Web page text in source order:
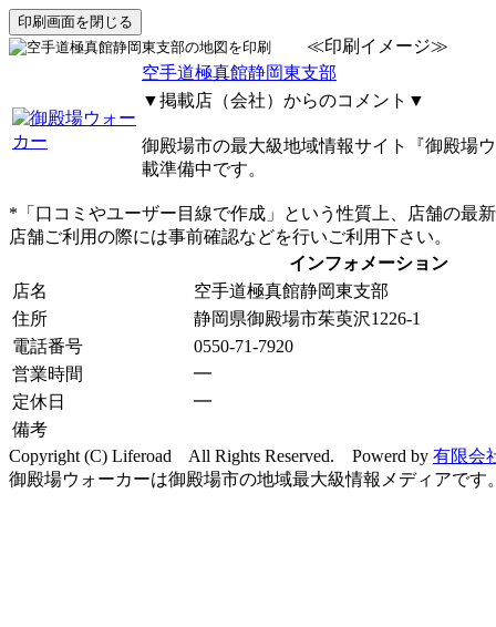
≪印刷イメージ≫
空手道極真館静岡東支部
▼掲載店（会社）からのコメント▼
御殿場市の最大級地域情報サイト『御殿場
載準備中です。
*「口コミやユーザー目線で作成」という性質上、店舗の最
店舗ご利用の際には事前確認などを行いご利用下さい。
インフォメーション
店名
空手道極真館静岡東支部
住所
静岡県御殿場市茱萸沢1226-1
電話番号
0550-71-7920
営業時間
━
定休日
━
備考
Copyright (C) Liferoad All Rights Reserved. Powerd by 有限会
御殿場ウォーカーは御殿場市の地域最大級情報メディアです